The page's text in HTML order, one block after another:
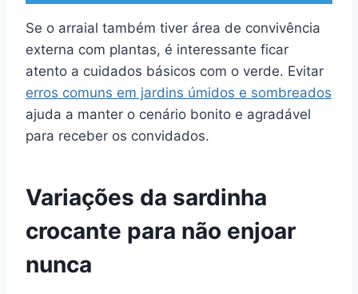
Se o arraial também tiver área de convivência
externa com plantas, é interessante ficar
atento a cuidados básicos com o verde. Evitar
erros comuns em jardins úmidos e sombreados
ajuda a manter o cenário bonito e agradável
para receber os convidados.
Variações da sardinha
crocante para não enjoar
nunca